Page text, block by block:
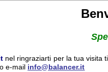
nel ringraziarti per la tua visita
e-mail info@balancer.it